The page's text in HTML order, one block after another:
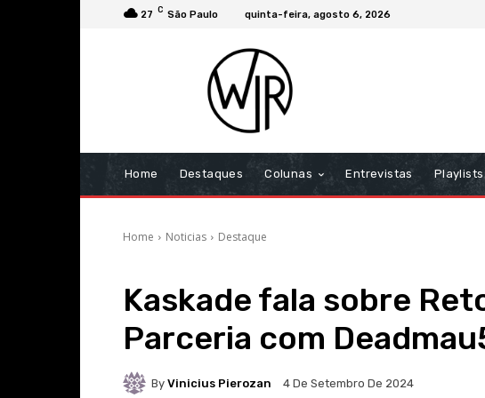
27 C São Paulo quinta-feira, agosto 6, 2026
Home Destaques Colunas Entrevistas Playlists
Home Noticias Destaque
Kaskade fala sobre
Parceria com
By Vinicius Pierozan 4 De Setembro De 2024